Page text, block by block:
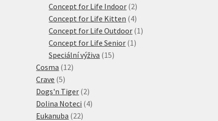
produktů
Concept for Life Indoor 22
produkty
Concept for Life Kitten 44
produkty
Concept for Life Outdoor 1 1
Concept for Life Senior 1 1
Speciální výživa 1515
Cosma 1212
Crave 55
produktů
Dogs'n Tiger 22
produkty
Dolina Noteci 44
Eukanuba 2222